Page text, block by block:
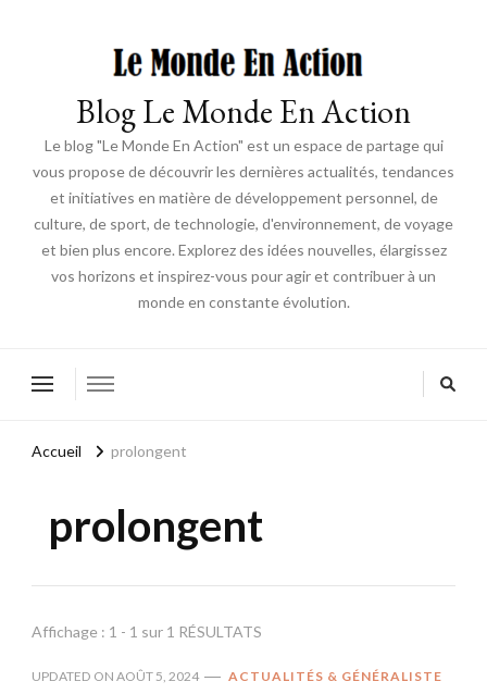
Blog Le Monde En Action
Le blog "Le Monde En Action" est un espace de partage qui
vous propose de découvrir les dernières actualités, tendances
et initiatives en matière de développement personnel, de
culture, de sport, de technologie, d'environnement, de voyage
et bien plus encore. Explorez des idées nouvelles, élargissez
vos horizons et inspirez-vous pour agir et contribuer à un
monde en constante évolution.
Accueil prolongent
prolongent
Affichage : 1 - 1 sur 1 RÉSULTATS
UPDATED ON AOÛT 5, 2024 ACTUALITÉS & GÉNÉRALISTE